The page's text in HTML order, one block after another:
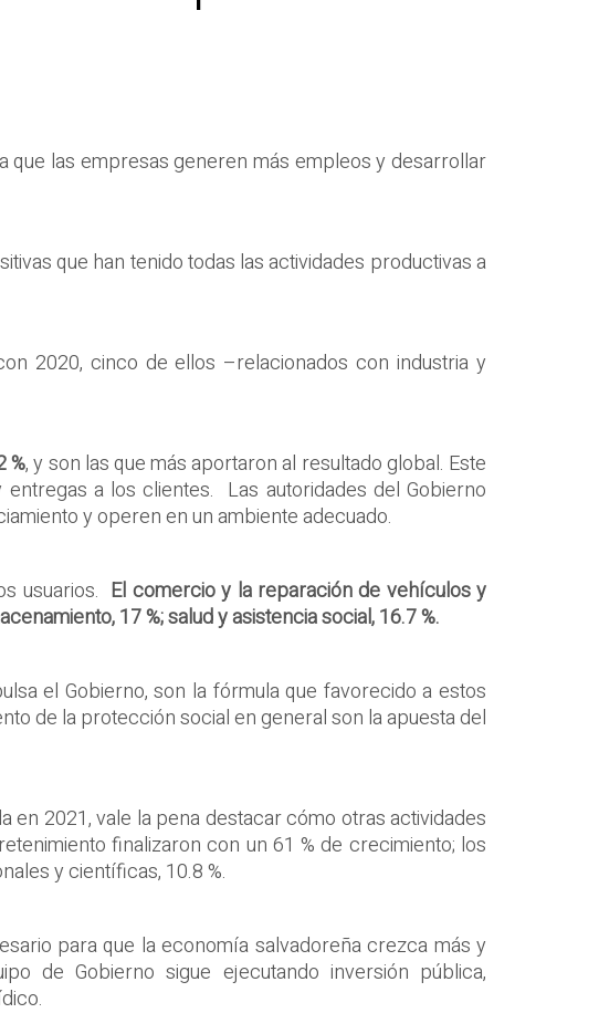
que las empresas generen más empleos y desarrollar
que han tenido todas las actividades productivas a
2020, cinco de ellos –relacionados con industria y
%, y son las que más aportaron al resultado global. Este
a los clientes. Las autoridades del Gobierno
y operen en un ambiente adecuado.
usuarios. El comercio y la reparación de vehículos y
17 %; salud y asistencia social, 16.7 %.
el Gobierno, son la fórmula que favorecido a estos
de la protección social en general son la apuesta del
2021, vale la pena destacar cómo otras actividades
finalizaron con un 61 % de crecimiento; los
y científicas, 10.8 %.
para que la economía salvadoreña crezca más y
de Gobierno sigue ejecutando inversión pública,